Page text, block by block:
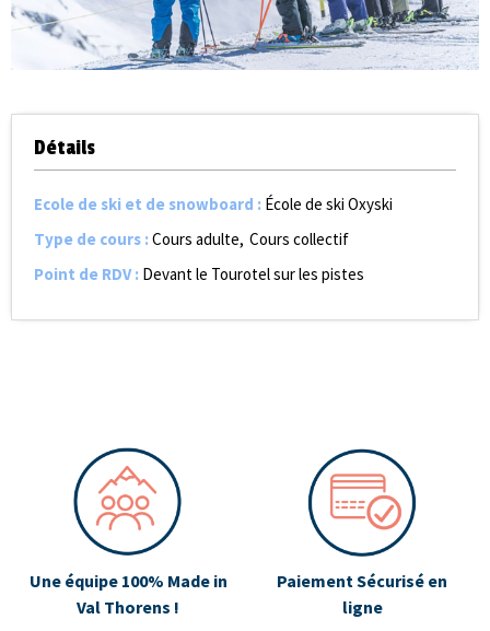
Détails
Ecole de ski et de snowboard : École de ski Oxyski
Type de cours :Cours adulte Cours collectif
Point de RDV: Devant le Tourotel sur les pistes
Une équipe 100% Made in
Val Thorens !
Paiement Sécurisé en
ligne